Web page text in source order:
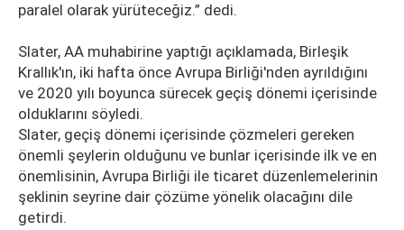
paralel olarak yürüteceğiz.” dedi.
Slater, AA muhabirine yaptığı açıklamada, Birleşik
Krallık'ın, iki hafta önce Avrupa Birliği'nden ayrıldığını
ve 2020 yılı boyunca sürecek geçiş dönemi içerisinde
olduklarını söyledi.
Slater, geçiş dönemi içerisinde çözmeleri gereken
önemli şeylerin olduğunu ve bunlar içerisinde ilk ve en
önemlisinin, Avrupa Birliği ile ticaret düzenlemelerinin
şeklinin seyrine dair çözüme yönelik olacağını dile
getirdi.